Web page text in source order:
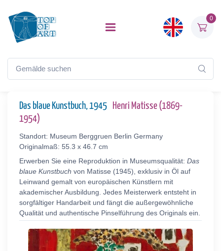
0
Das blaue Kunstbuch, 1945
Henri Matisse (1869-
1954)
Standort: Museum Berggruen Berlin Germany
Originalmaß: 55.3 x 46.7 cm
Erwerben Sie eine Reproduktion in Museumsqualität: Das
blaue Kunstbuch von Matisse (1945), exklusiv in Öl auf
Leinwand gemalt von europäischen Künstlern mit
akademischer Ausbildung. Jedes Meisterwerk entsteht in
sorgfältiger Handarbeit und fängt die außergewöhnliche
Qualität und authentische Pinselführung des Originals ein.